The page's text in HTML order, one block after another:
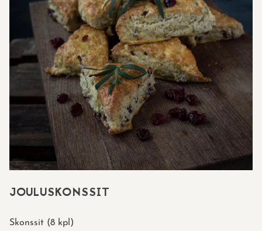
JOULUSKONSSIT
Skonssit (8 kpl)